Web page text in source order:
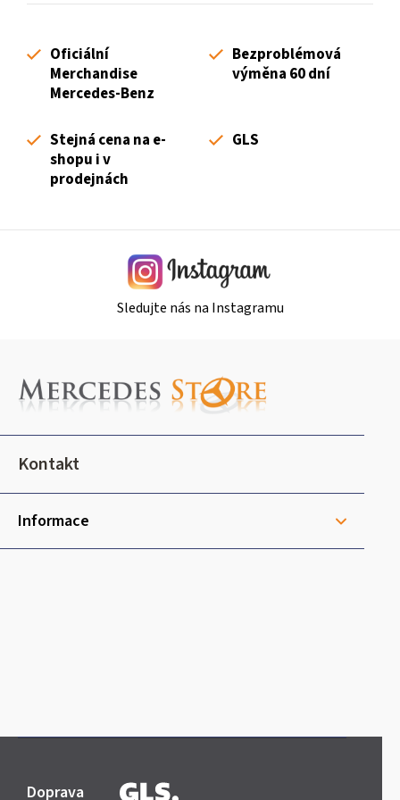
v
ý
p
i
s
Oficiální
Merchandise
Mercedes-Benz
Bezproblémová
výměna 60 dní
Stejná cena na e-
shopu i v
prodejnách
GLS
Sledujte nás na Instagramu
a
í
Kontakt
Informace
Doprava